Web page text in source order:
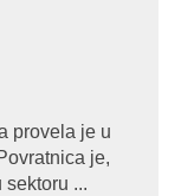
provela je u
je,
...